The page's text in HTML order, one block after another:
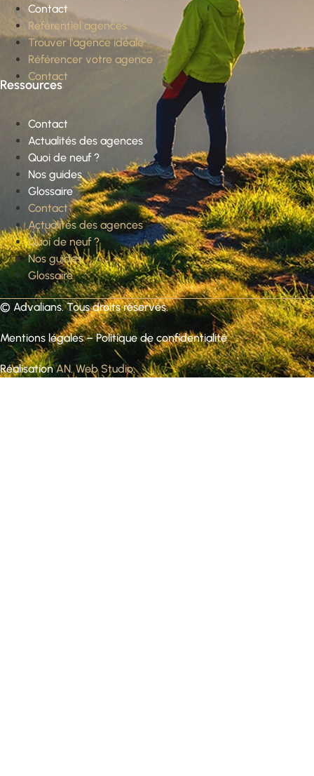
Contact
Référentiel agences
Trouver l’agence idéale
Référencer votre agence
Contact
Ressources
Contact
Actualités des agences
Quoi de neuf ?
Nos guides
Glossaire
Contact
Actualités des agences
Quoi de neuf ?
Nos guides
Glossaire
© Advalians. Tous droits réservés.
Mentions légales–Politique de confidentialité
RéalisationAN. Web Studio.